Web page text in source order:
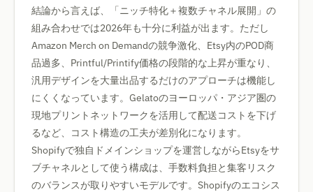
結論から言えば、「ニッチ特化＋複数チャネル展開」の
組み合わせでは2026年も十分に利益が出ます。ただし
Amazon Merch on Demandの競争激化、Etsy内のPOD商
品過多、Printful/Printify価格の段階的な上昇が重なり、
汎用デザインを大量出品するだけのアプローチは機能し
にくくなっています。Gelatoのヨーロッパ・アジア圏の
現地プリントネットワークを活用して配送コストを下げ
るなど、コスト構造の工夫が差別化になります。
Shopifyで独自ドメインショップを運営しながらEtsyをサ
ブチャネルとして使う構成は、手数料負担と集客リスク
のバランスが取りやすいモデルです。Shopifyのエコシス